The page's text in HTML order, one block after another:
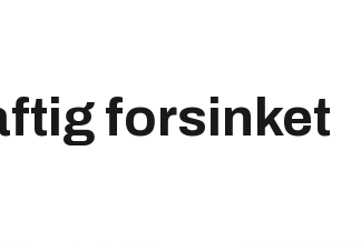
forsinket